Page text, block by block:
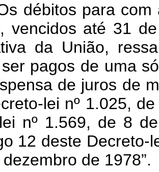
débitos para
vencidos até 31
da União,
pagos de uma
de juros de
lei nº 1.025,
nº 1.569, de 8
12 deste Decreto-
de 1978”.